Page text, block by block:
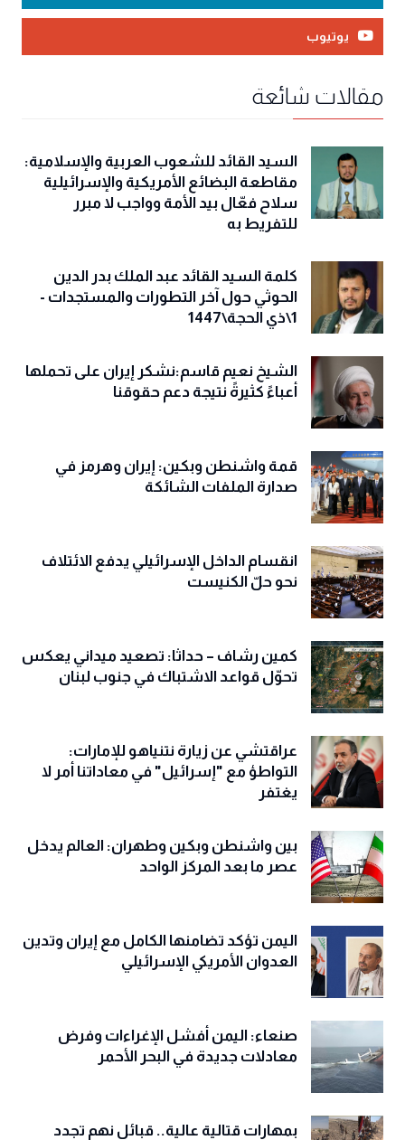
يوتيوب
مقالات شائعة
السيد القائد للشعوب العربية والإسلامية:
مقاطعة البضائع الأمريكية والإسرائيلية
سلاح فعّال بيد الأمة وواجب لا مبرر
للتفريط به
كلمة السيد القائد عبد الملك بدر الدين
الحوثي حول آخر التطورات والمستجدات -
1\ذي الحجة\1447
الشيخ نعيم قاسم:نشكر إيران على تحملها
أعباءً كثيرةً نتيجة دعم حقوقنا
قمة واشنطن وبكين: إيران وهرمز في
صدارة الملفات الشائكة
انقسام الداخل الإسرائيلي يدفع الائتلاف
نحو حلّ الكنيست
كمين رشاف – حداثا: تصعيد ميداني يعكس
تحوّل قواعد الاشتباك في جنوب لبنان
عراقتشي عن زيارة نتنياهو للإمارات:
التواطؤ مع "إسرائيل" في معاداتنا أمر لا
يغتفر
بين واشنطن وبكين وطهران: العالم يدخل
عصر ما بعد المركز الواحد
اليمن تؤكد تضامنها الكامل مع إيران وتدين
العدوان الأمريكي الإسرائيلي
صنعاء: اليمن أفشل الإغراءات وفرض
معادلات جديدة في البحر الأحمر
بمهارات قتالية عالية.. قبائل نهم تجدد